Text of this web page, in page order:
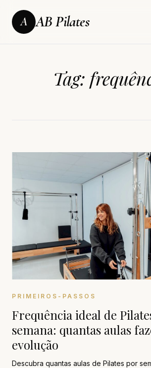
A AB Pilates
Tag:
PRIMEIROS-PASSOS
Frequência ideal de
semana: quantas aulas
evolução
Descubra quantas aulas de Pilates por